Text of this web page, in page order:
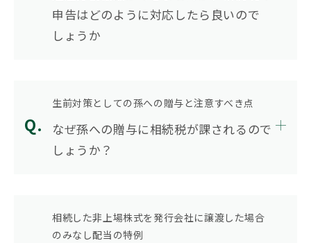
申告はどのように対応したら良いので
しょうか
生前対策としての孫への贈与と注意すべき点
なぜ孫への贈与に相続税が課されるので
しょうか？
相続した非上場株式を発行会社に譲渡した場合
のみなし配当の特例